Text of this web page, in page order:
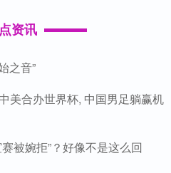
资讯
之音”
美合办世界杯, 中国男足躺赢机
被婉拒”？好像不是这么回